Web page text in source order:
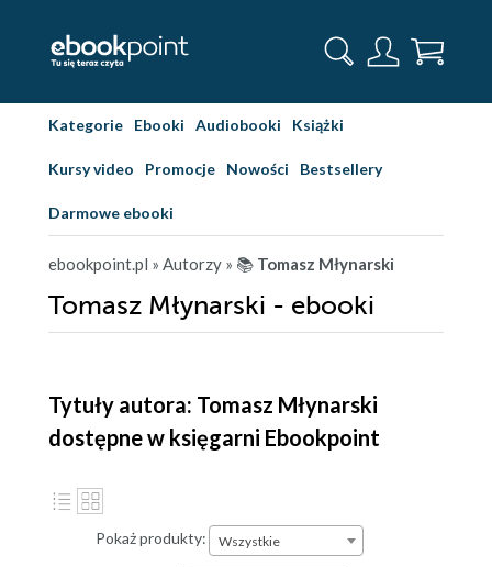
Kategorie Ebooki Audiobooki Książki
Kursy video Promocje Nowości Bestsellery
Darmowe ebooki
ebookpoint.pl » Autorzy » 📚 Tomasz Młynarski
Tomasz Młynarski - ebooki
Tytuły autora: Tomasz Młynarski
dostępne w księgarni Ebookpoint
Pokaż produkty: Wszystkie